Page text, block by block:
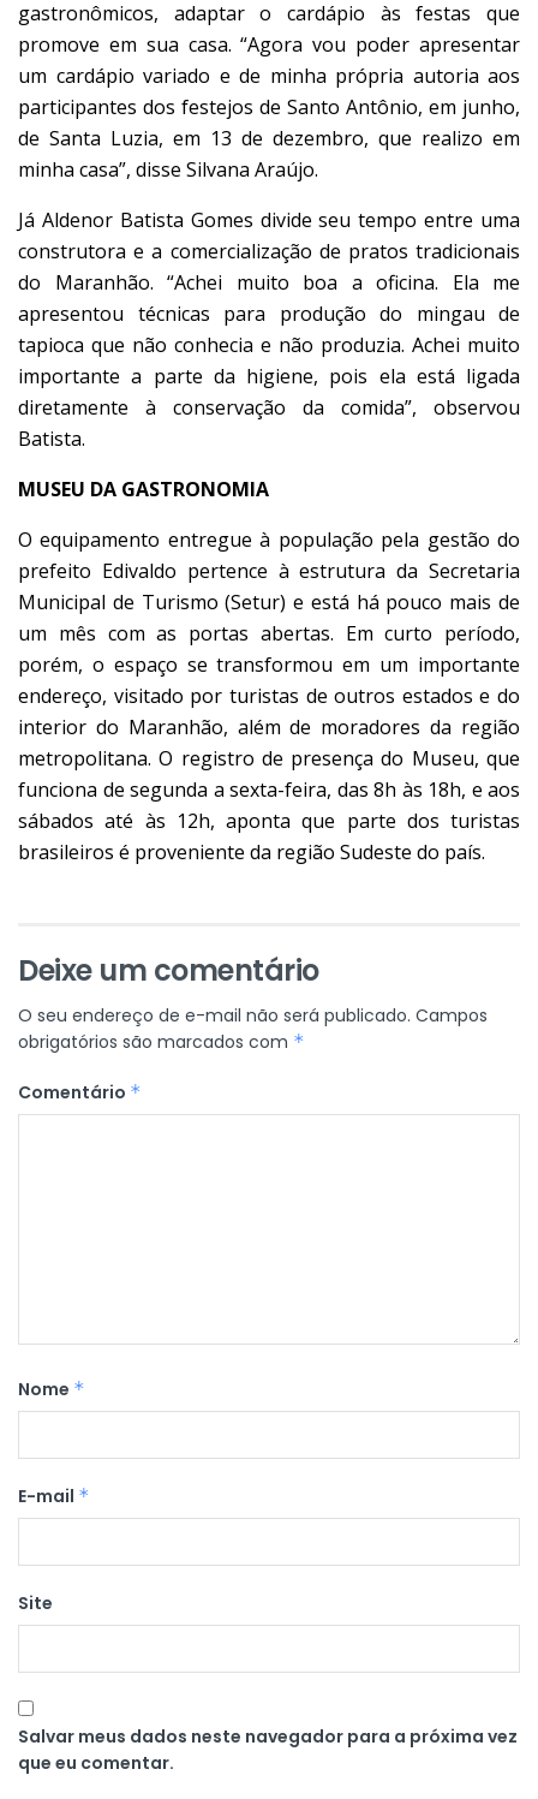
gastronômicos, adaptar o cardápio às festas que
promove em sua casa. “Agora vou poder apresentar
um cardápio variado e de minha própria autoria aos
participantes dos festejos de Santo Antônio, em junho,
de Santa Luzia, em 13 de dezembro, que realizo em
minha casa”, disse Silvana Araújo.
Já Aldenor Batista Gomes divide seu tempo entre uma
construtora e a comercialização de pratos tradicionais
do Maranhão. “Achei muito boa a oficina. Ela me
apresentou técnicas para produção do mingau de
tapioca que não conhecia e não produzia. Achei muito
importante a parte da higiene, pois ela está ligada
diretamente à conservação da comida”, observou
Batista.
MUSEU DA GASTRONOMIA
O equipamento entregue à população pela gestão do
prefeito Edivaldo pertence à estrutura da Secretaria
Municipal de Turismo (Setur) e está há pouco mais de
um mês com as portas abertas. Em curto período,
porém, o espaço se transformou em um importante
endereço, visitado por turistas de outros estados e do
interior do Maranhão, além de moradores da região
metropolitana. O registro de presença do Museu, que
funciona de segunda a sexta-feira, das 8h às 18h, e aos
sábados até às 12h, aponta que parte dos turistas
brasileiros é proveniente da região Sudeste do país.
Deixe um comentário
O seu endereço de e-mail não será publicado. Campos
obrigatórios são marcados com *
Comentário *
Nome *
E-mail *
Site
Salvar meus dados neste navegador para a próxima vez
que eu comentar.